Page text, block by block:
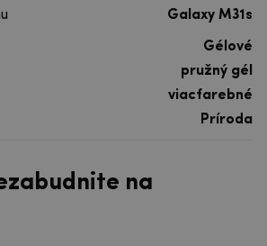
Galaxy M31s
Gélové
pružný gél
viacfarebné
Príroda
na